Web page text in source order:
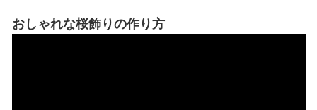
おしゃれな桜飾りの作り方